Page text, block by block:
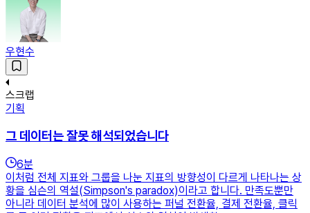
우현수
스크랩
기획
그 데이터는 잘못 해석되었습니다
6분
이처럼 전체 지표와 그룹을 나눈 지표의 방향성이 다르게 나타나는 상
황을 심슨의 역설(Simpson's paradox)이라고 합니다. 만족도뿐만
아니라 데이터 분석에 많이 사용하는 퍼널 전환율, 결제 전환율, 클릭